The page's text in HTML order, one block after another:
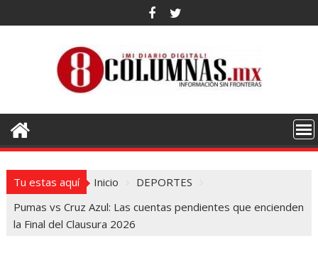
al
Tu estas aquí Inicio
DEPORTES
Pumas vs Cruz Azul: Las cuentas pendientes que encienden
la Final del Clausura 2026